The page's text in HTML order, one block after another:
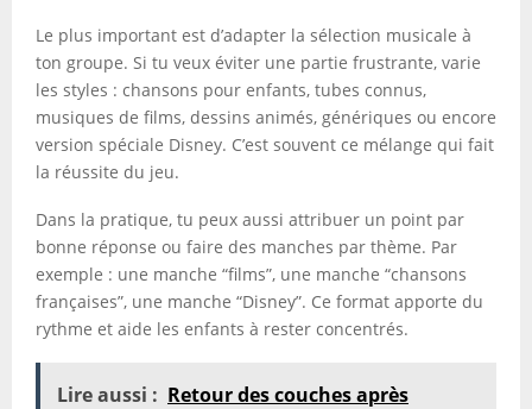
Le plus important est d’adapter la sélection musicale à
ton groupe. Si tu veux éviter une partie frustrante, varie
les styles : chansons pour enfants, tubes connus,
musiques de films, dessins animés, génériques ou encore
version spéciale Disney. C’est souvent ce mélange qui fait
la réussite du jeu.
Dans la pratique, tu peux aussi attribuer un point par
bonne réponse ou faire des manches par thème. Par
exemple : une manche “films”, une manche “chansons
françaises”, une manche “Disney”. Ce format apporte du
rythme et aide les enfants à rester concentrés.
Lire aussi : Retour des couches après